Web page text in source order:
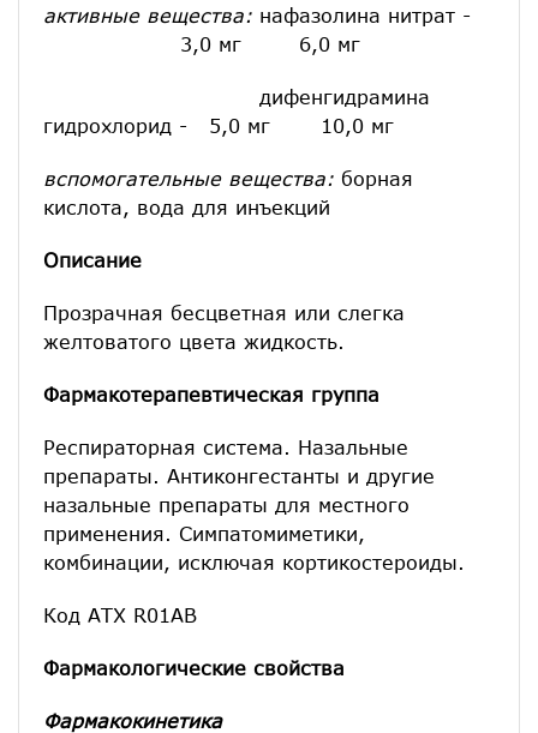
активные вещества: нафазолина нитрат -
3,0 мг 6,0 мг
дифенгидрамина
гидрохлорид - 5,0 мг 10,0 мг
вспомогательные вещества: борная
кислота, вода для инъекций
Описание
Прозрачная бесцветная или слегка
желтоватого цвета жидкость.
Фармакотерапевтическая группа
Респираторная система. Назальные
препараты. Антиконгестанты и другие
назальные препараты для местного
применения. Симпатомиметики,
комбинации, исключая кортикостероиды.
Код АТХ R01AB
Фармакологические свойства
Фармакокинетика